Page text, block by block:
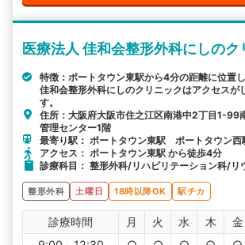
医療法人 佳和会整形外科にしのク
特徴：ポートタウン東駅から4分の距離に位置
佳和会整形外科にしのクリニックはアクセスが
す。
住所：大阪府大阪市住之江区南港中2丁目1-99
管理センター1階
最寄り駅： ポートタウン東駅 ポートタウン
アクセス： ポートタウン東駅 から徒歩4分
診療科目： 整形外科/リハビリテーション科/リ
整形外科 土曜日 18時以降OK 駅チカ
診療時間 月 火 水 木 金